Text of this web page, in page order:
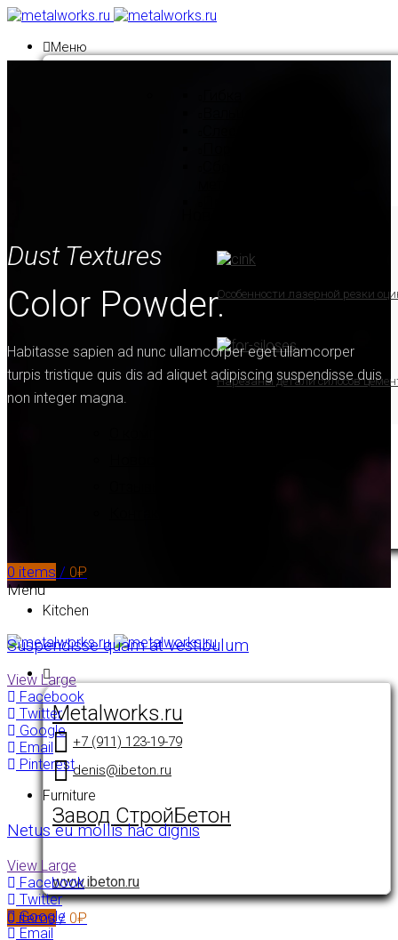
Меню
Особенности лазерной резки
Нарезаны детали силосов
0 items / 0₽
Menu
Metalworks.ru
+7 (911) 123-19-79
denis@ibeton.ru
Завод СтройБетон
www.ibeton.ru
0 items / 0₽
Dust Textures
Color Powder.
Habitasse sapien ad nunc ullamcorper eget ullamcorper
turpis tristique quis dis ad aliquet adipiscing suspendisse duis
non integer magna.
Kitchen
Suspendisse quam at vestibulum
View Large
Facebook
Twitter
Google
Email
Pinterest
Furniture
Netus eu mollis hac dignis
View Large
Facebook
Twitter
Google
Email